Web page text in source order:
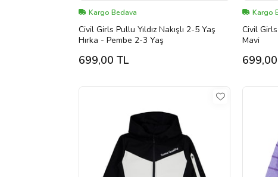
Kargo Bedava
Civil Girls Pullu Yıldız Nakışlı 2-5 Yaş
Hırka - Pembe 2-3 Yaş
699,00 TL
Kargo
Civil
Mavi